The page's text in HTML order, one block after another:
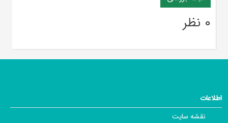
0 نظر
اطلاعات
نقشه سایت